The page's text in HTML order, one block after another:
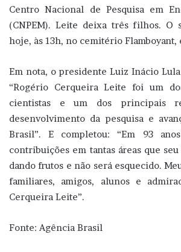
Centro Nacional de Pesquisa em
(CNPEM). Leite deixa três filhos. O
hoje, às 13h, no cemitério Flamboyant,
Em nota, o presidente Luiz Inácio
“Rogério Cerqueira Leite foi um
cientistas e um dos principais
desenvolvimento da pesquisa e
Brasil”. E completou: “Em 93
contribuições em tantas áreas que
dando frutos e não será esquecido.
familiares, amigos, alunos e
Cerqueira Leite”.
Fonte: Agência Brasil